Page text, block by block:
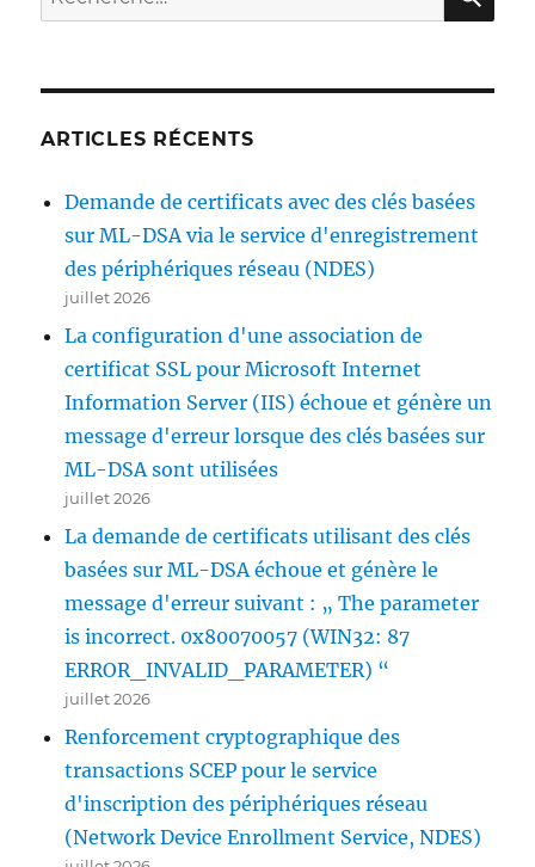
pour :
ARTICLES RÉCENTS
Demande de certificats avec des clés basées
sur ML-DSA via le service d'enregistrement
des périphériques réseau (NDES)
juillet 2026
La configuration d'une association de
certificat SSL pour Microsoft Internet
Information Server (IIS) échoue et génère un
message d'erreur lorsque des clés basées sur
ML-DSA sont utilisées
juillet 2026
La demande de certificats utilisant des clés
basées sur ML-DSA échoue et génère le
message d'erreur suivant : „ The parameter
is incorrect. 0x80070057 (WIN32: 87
ERROR_INVALID_PARAMETER) “
juillet 2026
Renforcement cryptographique des
transactions SCEP pour le service
d'inscription des périphériques réseau
(Network Device Enrollment Service, NDES)